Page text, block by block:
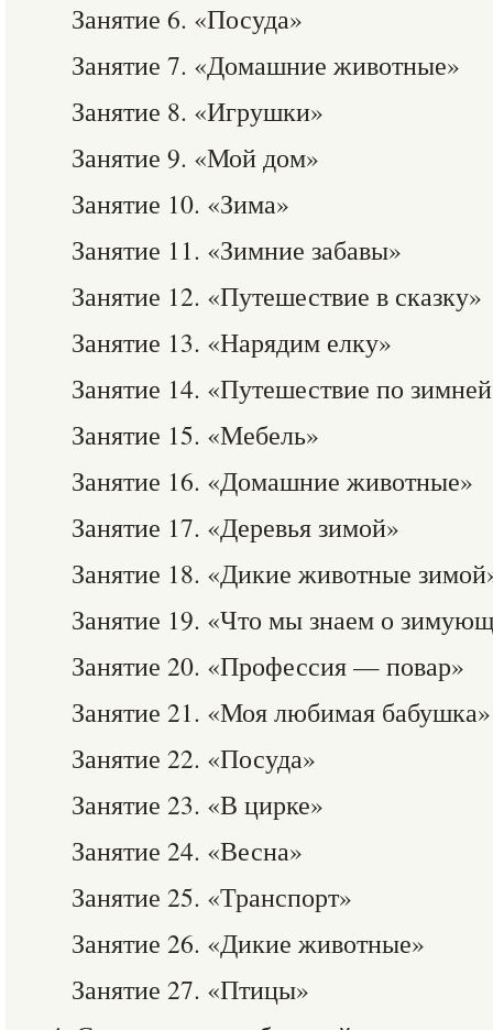
Занятие 6. «Посуда»
Занятие 7. «Домашние животные»
Занятие 8. «Игрушки»
Занятие 9. «Мой дом»
Занятие 10. «Зима»
Занятие 11. «Зимние забавы»
Занятие 12. «Путешествие в сказку»
Занятие 13. «Нарядим елку»
Занятие 14. «Путешествие по
Занятие 15. «Мебель»
Занятие 16. «Домашние животные»
Занятие 17. «Деревья зимой»
Занятие 18. «Дикие животные
Занятие 19. «Что мы знаем о
Занятие 20. «Профессия — повар»
Занятие 21. «Моя любимая бабушка»
Занятие 22. «Посуда»
Занятие 23. «В цирке»
Занятие 24. «Весна»
Занятие 25. «Транспорт»
Занятие 26. «Дикие животные»
Занятие 27. «Птицы»